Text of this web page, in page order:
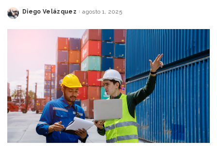
Posted
Diego Velázquez agosto 1, 2025